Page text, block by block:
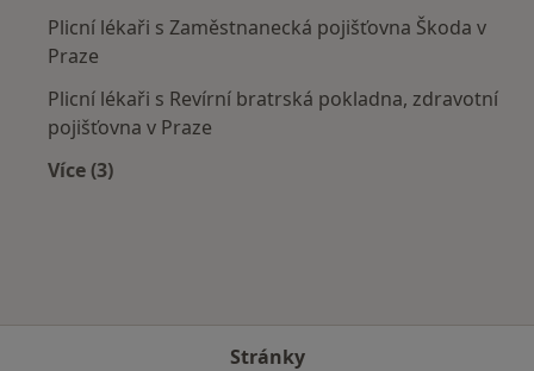
Plicní lékaři s Zaměstnanecká pojišťovna Škoda v
Praze
Plicní lékaři s Revírní bratrská pokladna, zdravotní
pojišťovna v Praze
Více (3)
Stránky